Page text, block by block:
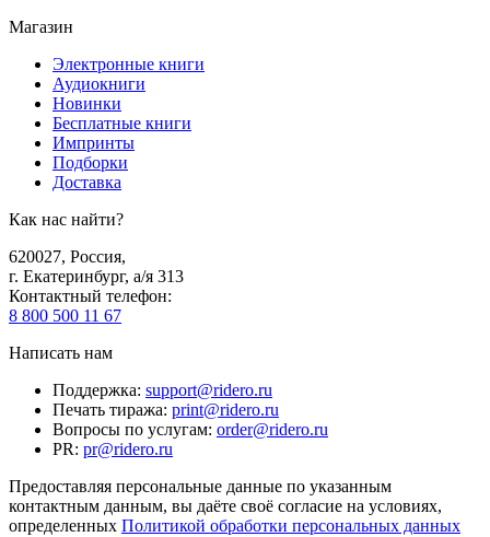
Магазин
Электронные книги
Аудиокниги
Новинки
Бесплатные книги
Импринты
Подборки
Доставка
Как нас найти?
620027, Россия,
г. Екатеринбург, а/я 313
Контактный телефон:
8 800 500 11 67
Написать нам
Поддержка: support@ridero.ru
Печать тиража: print@ridero.ru
Вопросы по услугам: order@ridero.ru
PR: pr@ridero.ru
Предоставляя персональные данные по указанным
контактным данным, вы даёте своё согласие на условиях,
определенных Политикой обработки персональных данных